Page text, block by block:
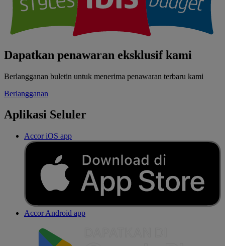
Dapatkan penawaran eksklusif kami
Berlangganan buletin untuk menerima penawaran terbaru kami
Berlangganan
Aplikasi Seluler
Accor iOS app
Accor Android app